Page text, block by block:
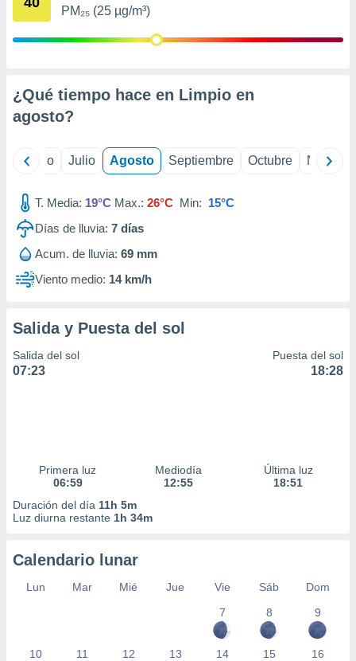
mediante
publicidad
publicidad
1199
PM₂₅ (25 µg/m³)
¿Qué tiempo hace en Limpio en
agosto?
Junio Julio Agosto Septiembre Octubre
T. Media: 19°C Max.: 26°C Min: 15°C
Días de lluvia: 7 días
Acum. de lluvia: 69 mm
Viento medio: 14 km/h
Salida y Puesta del sol
Salida del sol
07:23
Puesta del sol
18:28
Primera luz
06:59
Mediodía
12:55
Última luz
18:51
Duración del día 11h 5m
Luz diurna restante 1h 34m
Calendario lunar
Lun Mar Mié Jue Vie Sáb
Dom
7
8 9
10 11 12 13 14 15 16